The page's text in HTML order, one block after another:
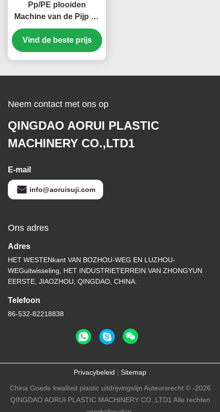
Pp/PE plooiden
Machine van de Pijp de
Plastic Uitdrijving,
Golfpijp Plastic Extruder
Vind de beste prijs
Neem contact met ons op
QINGDAO AORUI PLASTIC
MACHINERY CO.,LTD1
E-mail
info@aoruisuji.com
Ons adres
Adres
HET WESTENkant VAN BOZHOU-WEG EN LUZHOU-
WEGuitwisseling, HET INDUSTRIETERREIN VAN ZHONGYUN
EERSTE, JIAOZHOU, QINGDAO, CHINA.
Telefoon
86-532-82218838
Privacybeleid | Sitemap
China Goede kwaliteit plastic uitdrijvingslijn Auteursrecht © -2026
QINGDAO AORUI PLASTIC MACHINERY CO.,LTD1 Alle rechten